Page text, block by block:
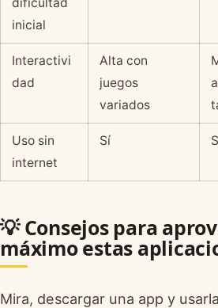
inicial
Interactivi
dad
Alta con
juegos
variados
Uso sin
internet
Sí
💡 Consejos para
máximo estas
Mira, descargar una app y